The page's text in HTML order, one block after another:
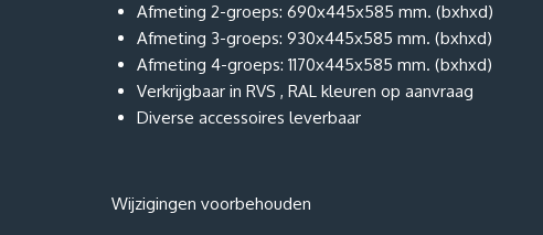
Afmeting 2-groeps: 690x445x585 mm. (bxhxd)
Afmeting 3-groeps: 930x445x585 mm. (bxhxd)
Afmeting 4-groeps: 1170x445x585 mm. (bxhxd)
Verkrijgbaar in RVS , RAL kleuren op aanvraag
Diverse accessoires leverbaar
Wijzigingen voorbehouden